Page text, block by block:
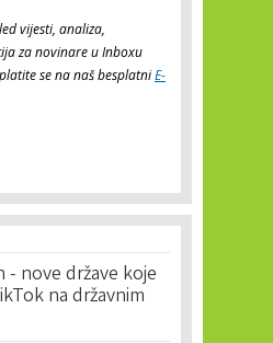
vijesti, analiza,
za novinare u Inboxu
se na naš besplatniE-
- nove države koje
na državnim